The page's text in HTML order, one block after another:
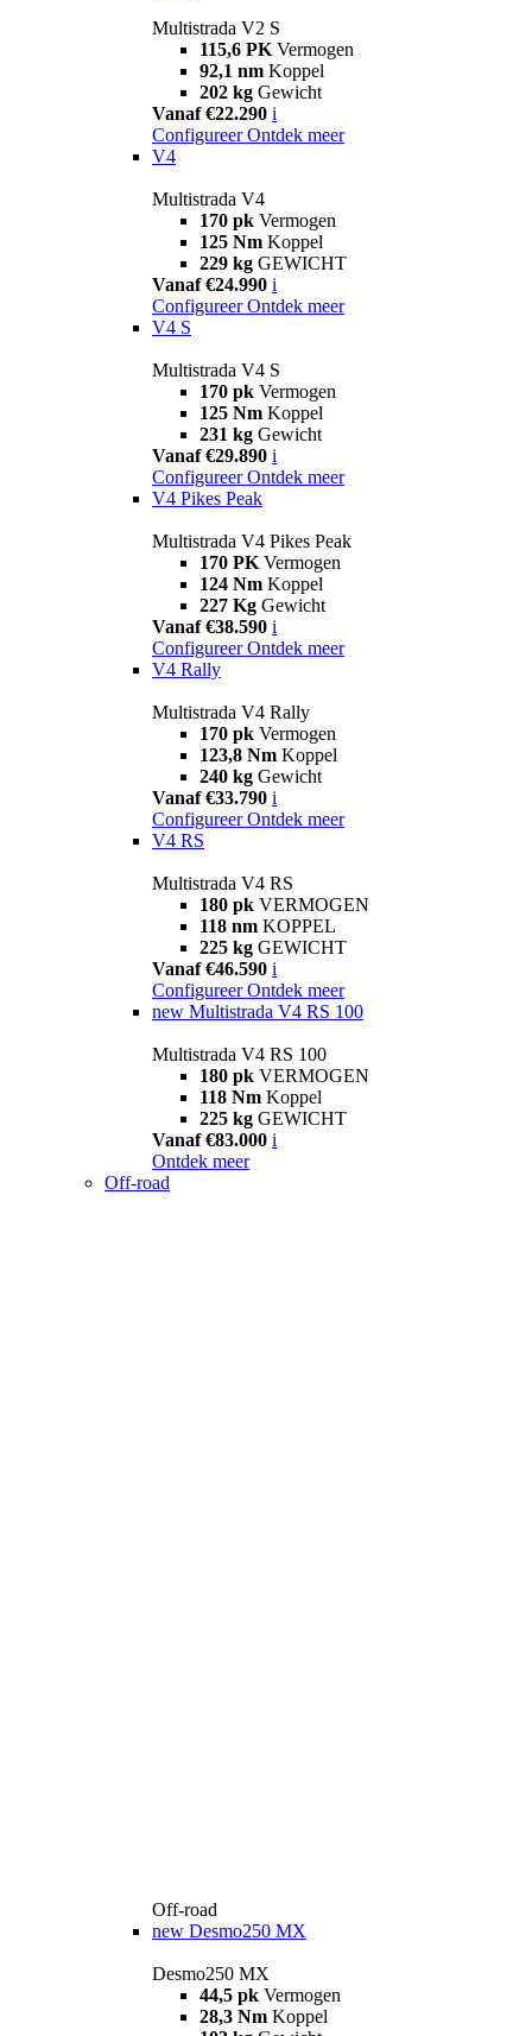
Multistrada V2 S
115,6 PK Vermogen
92,1 nm Koppel
202 kg Gewicht
Vanaf €22.290 i
Configureer Ontdek meer
V4
Multistrada V4
170 pk Vermogen
125 Nm Koppel
229 kg GEWICHT
Vanaf €24.990 i
Configureer Ontdek meer
V4 S
Multistrada V4 S
170 pk Vermogen
125 Nm Koppel
231 kg Gewicht
Vanaf €29.890 i
Configureer Ontdek meer
V4 Pikes Peak
Multistrada V4 Pikes Peak
170 PK Vermogen
124 Nm Koppel
227 Kg Gewicht
Vanaf €38.590 i
Configureer Ontdek meer
V4 Rally
Multistrada V4 Rally
170 pk Vermogen
123,8 Nm Koppel
240 kg Gewicht
Vanaf €33.790 i
Configureer Ontdek meer
V4 RS
Multistrada V4 RS
180 pk VERMOGEN
118 nm KOPPEL
225 kg GEWICHT
Vanaf €46.590 i
Configureer Ontdek meer
new Multistrada V4 RS 100
Multistrada V4 RS 100
180 pk VERMOGEN
118 Nm Koppel
225 kg GEWICHT
Vanaf €83.000 i
Ontdek meer
Off-road
Off-road
new Desmo250 MX
Desmo250 MX
44,5 pk Vermogen
28,3 Nm Koppel